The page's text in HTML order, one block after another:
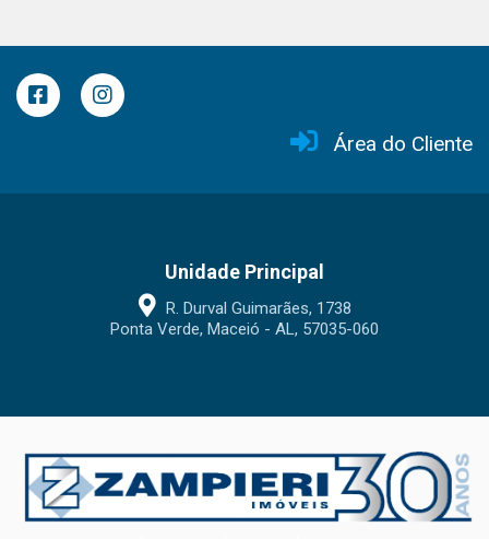
Área do Cliente
Unidade Principal
R. Durval Guimarães, 1738
Ponta Verde, Maceió - AL, 57035-060